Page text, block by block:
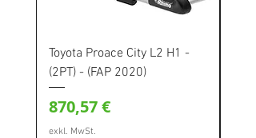
Toyota Proace City L2 H1 -
(2PT) - (FAP 2020)
Preis
870,57 €
exkl. MwSt.